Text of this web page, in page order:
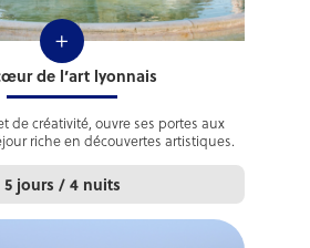
+
de l’art lyonnais
de créativité, ouvre ses portes aux
riche en découvertes artistiques.
5 jours / 4 nuits